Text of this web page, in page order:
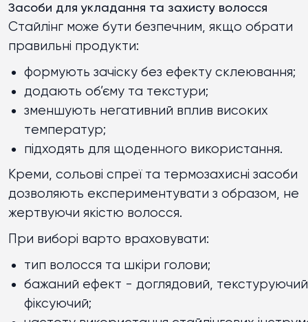
Засоби для укладання та захисту волосся
Стайлінг може бути безпечним, якщо обрати
правильні продукти:
формують зачіску без ефекту склеювання;
додають об’єму та текстури;
зменшують негативний вплив високих
температур;
підходять для щоденного використання.
Креми, сольові спреї та термозахисні засоби
дозволяють експериментувати з образом, не
жертвуючи якістю волосся.
При виборі варто враховувати:
тип волосся та шкіри голови;
бажаний ефект - доглядовий,
фіксуючий;